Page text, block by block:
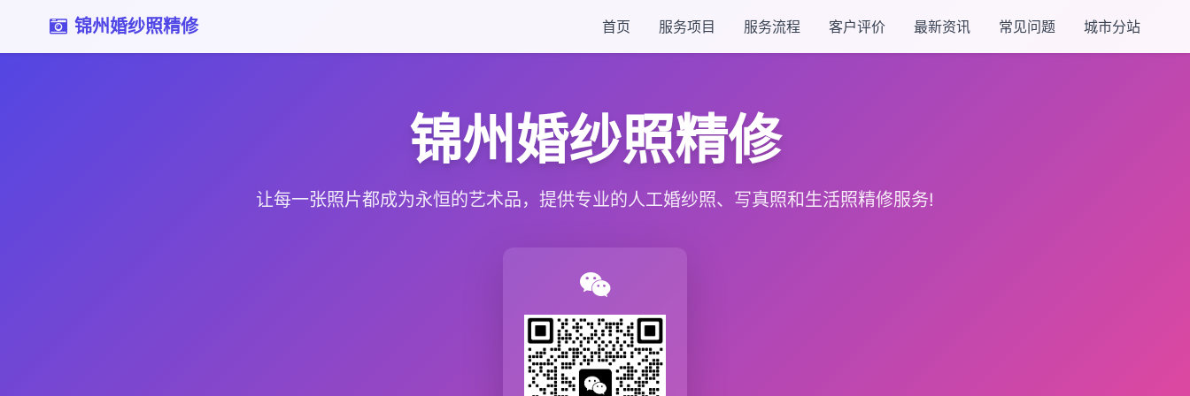
锦州婚纱照精修 首页 服务项目 服务流程 客户评价 最新资讯 常见问题 城市分站
锦州婚纱照精修
让每一张照片都成为永恒的艺术品，提供专业的人工婚纱照、写真照和生活照精修服务!